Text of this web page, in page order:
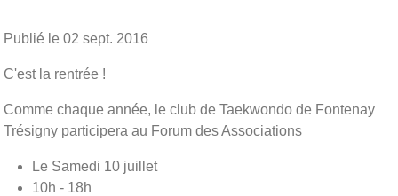
Publié le 02 sept. 2016
C'est la rentrée !
Comme chaque année, le club de Taekwondo de Fontenay
Trésigny participera au Forum des Associations
Le Samedi 10 juillet
10h - 18h